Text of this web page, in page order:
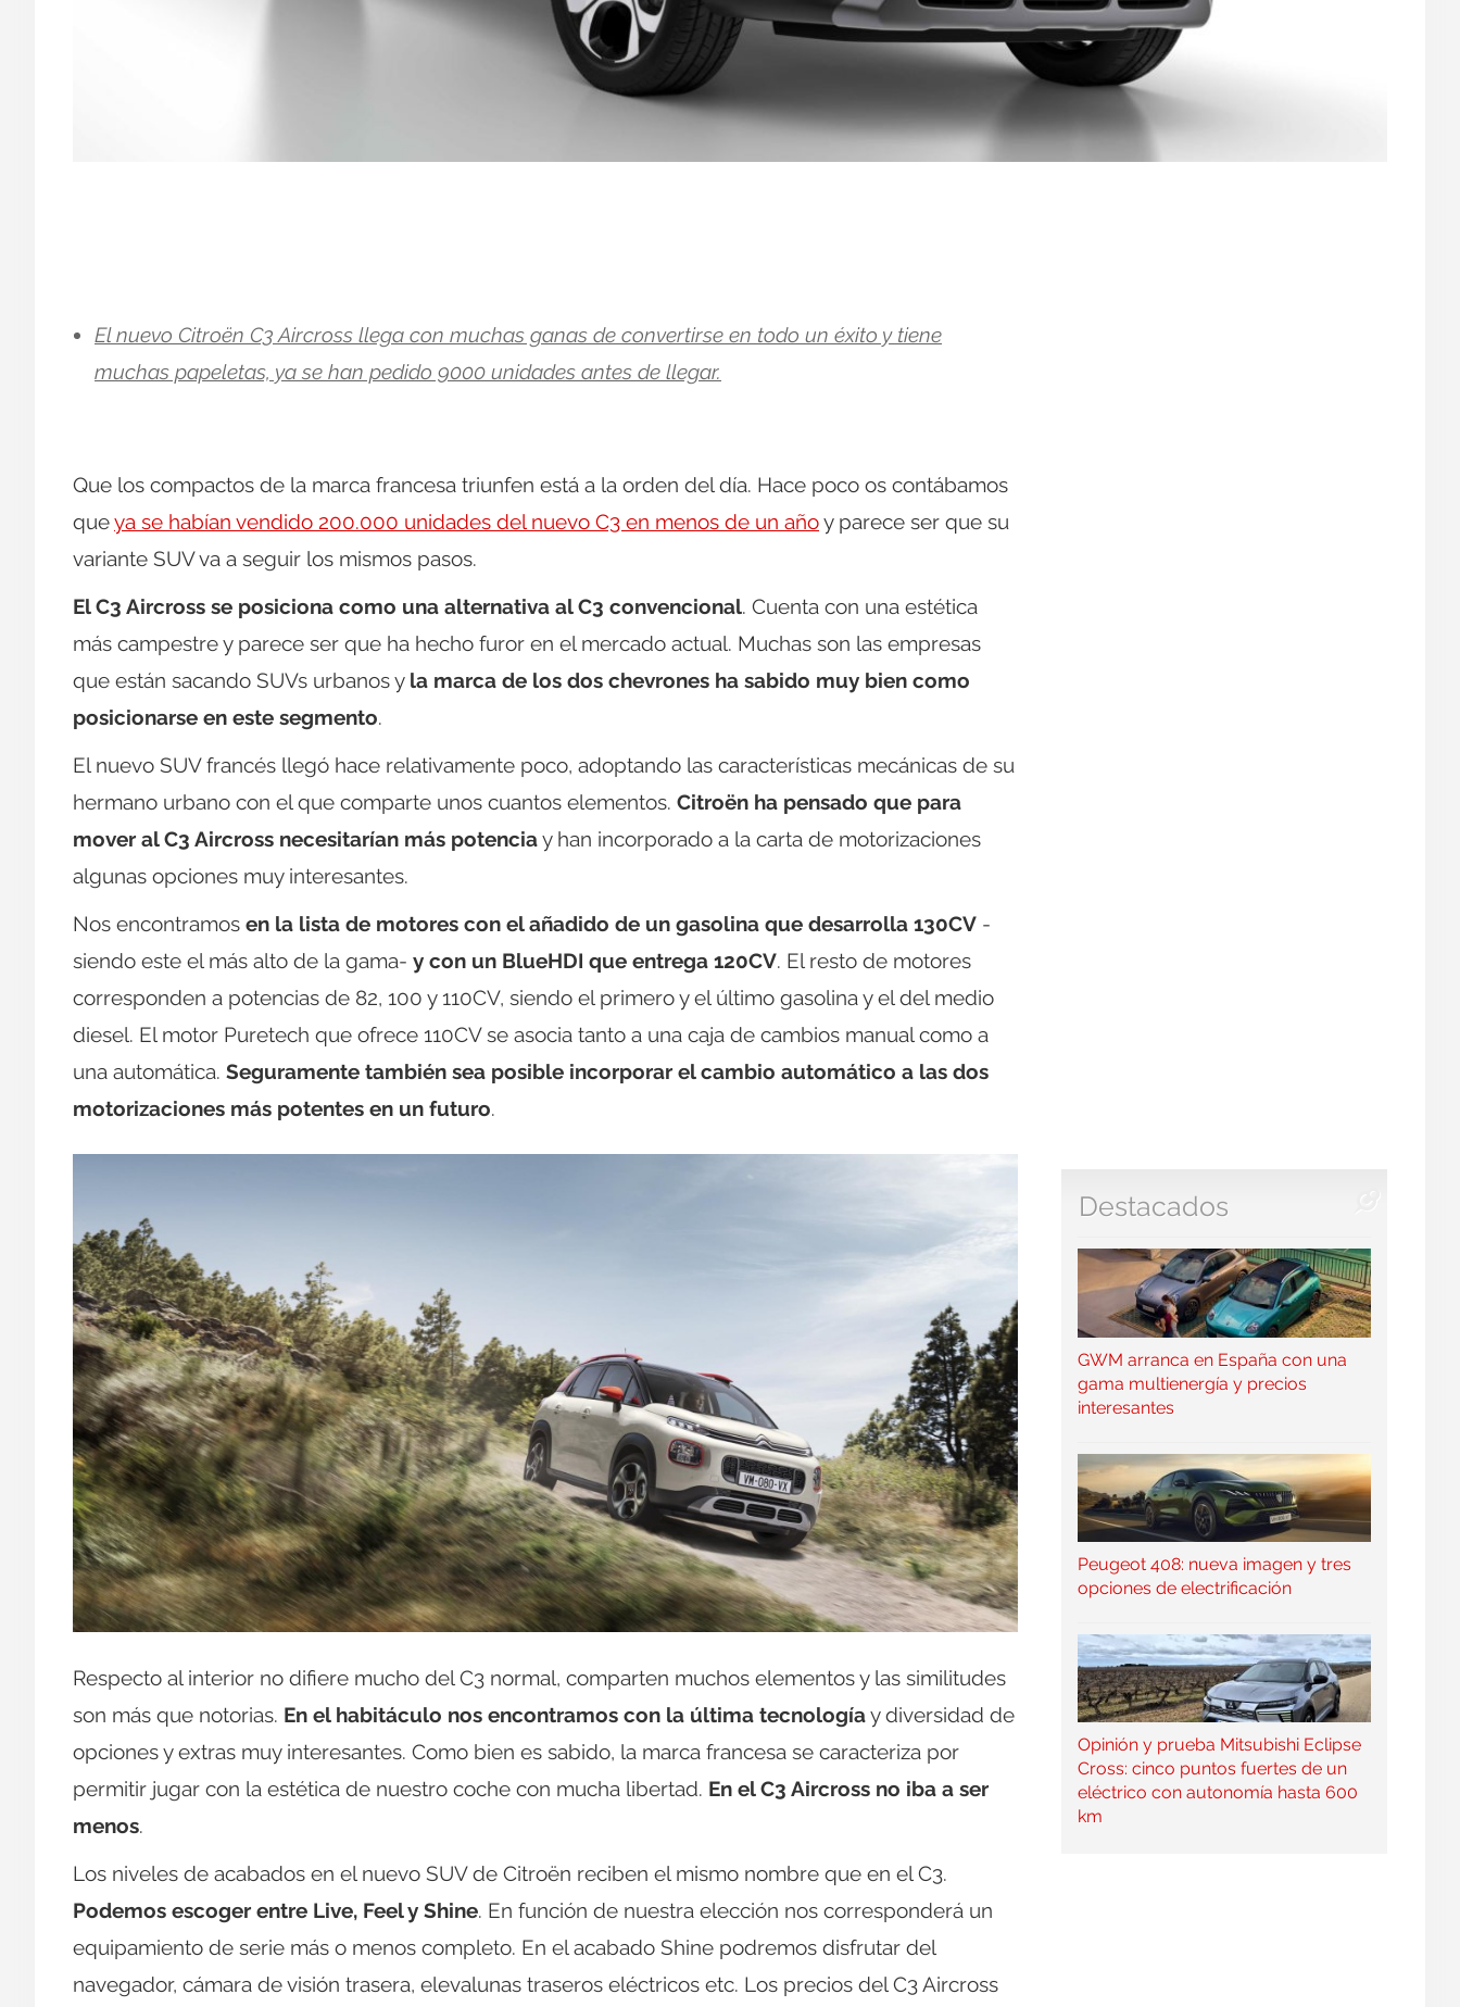
El nuevo Citroën C3 Aircross llega con muchas ganas de convertirse en todo un éxito y tiene
muchas papeletas, ya se han pedido 9000 unidades antes de llegar.
Que los compactos de la marca francesa triunfen está a la orden del día. Hace poco os contábamos
queya se habían vendido 200.000 unidades del nuevo C3 en menos de un añoy parece ser que su
variante SUV va a seguir los mismos pasos.
El C3 Aircross se posiciona como una alternativa al C3 convencional. Cuenta con una estética
más campestre y parece ser que ha hecho furor en el mercado actual. Muchas son las empresas
que están sacando SUVs urbanos y la marca de los dos chevrones ha sabido muy bien como
posicionarse en este segmento.
El nuevo SUV francés llegó hace relativamente poco, adoptando las características mecánicas de su
hermano urbano con el que comparte unos cuantos elementos. Citroën ha pensado que para
mover al C3 Aircross necesitarían más potenciay han incorporado a la carta de motorizaciones
algunas opciones muy interesantes.
Nos encontramos en la lista de motores con el añadido de un gasolina que desarrolla 130CV -
siendo este el más alto de la gama- y con un BlueHDI que entrega 120CV. El resto de motores
corresponden a potencias de 82, 100 y 110CV, siendo el primero y el último gasolina y el del medio
diesel. El motor Puretech que ofrece 110CV se asocia tanto a una caja de cambios manual como a
una automática. Seguramente también sea posible incorporar el cambio automático a las dos
motorizaciones más potentes en un futuro.
Respecto al interior no difiere mucho del C3 normal, comparten muchos elementos y las similitudes
son más que notorias. En el habitáculo nos encontramos con la última tecnologíay diversidad de
opciones y extras muy interesantes. Como bien es sabido, la marca francesa se caracteriza por
permitir jugar con la estética de nuestro coche con mucha libertad. En el C3 Aircross no iba a ser
menos.
Los niveles de acabados en el nuevo SUV de Citroën reciben el mismo nombre que en el C3.
Podemos escoger entre Live, Feel y Shine. En función de nuestra elección nos corresponderá un
equipamiento de serie más o menos completo. En el acabado Shine podremos disfrutar del
navegador, cámara de visión trasera, elevalunas traseros eléctricos etc. Los precios del C3 Aircross
Destacados
GWM arranca en España con una
gama multienergía y precios
interesantes
Peugeot 408: nueva imagen y tres
opciones de electrificación
Opinión y prueba Mitsubishi Eclipse
Cross: cinco puntos fuertes de un
eléctrico con autonomía hasta 600
km